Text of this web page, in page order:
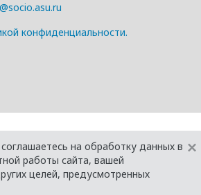
конфиденциальности.
на обработку данных в
работы сайта, вашей
целей, предусмотренных
×